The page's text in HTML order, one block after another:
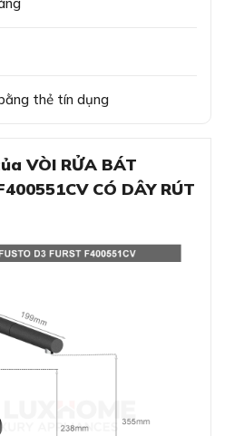
thẻ tín dụng
VÒI RỬA BÁT
CÓ DÂY RÚT